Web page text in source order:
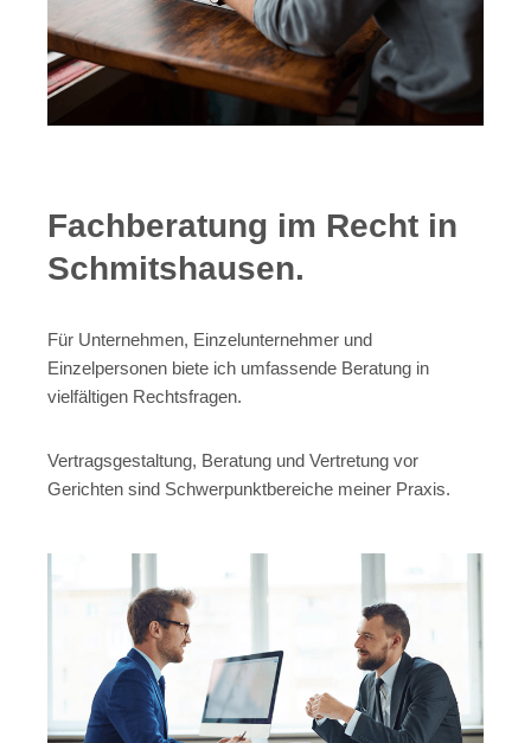
Fachberatung im Recht in
Schmitshausen.
Für Unternehmen, Einzelunternehmer und
Einzelpersonen biete ich umfassende Beratung in
vielfältigen Rechtsfragen.
Vertragsgestaltung, Beratung und Vertretung vor
Gerichten sind Schwerpunktbereiche meiner Praxis.